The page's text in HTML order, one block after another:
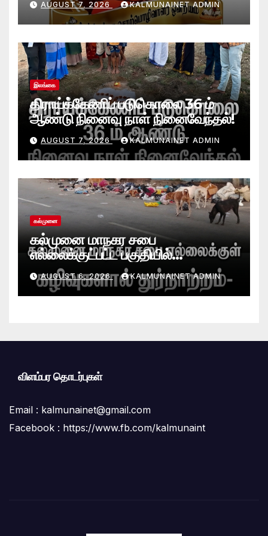
வாழ்த்துக்கள்!
AUGUST 7, 2026 KALMUNAINET ADMIN
இலங்கை
திராய்க்கேணிப் படுகொலை 36 ம்
ஆண்டு நினைவு நாள் நினைவேந்தல்!
AUGUST 7, 2026 KALMUNAINET ADMIN
கல்முனை
கல்முனை மாநகர சபை
எல்லைக்குட்பட்ட பகுதியில்
கழிவுகளால் துர்நாற்றம்- பாதசாரிகள்,
பொதுமக்கள் பெரும் அவதி ;மாநகர
சபை மற்றும் சுகாதாரப் பிரிவினர் மீது
AUGUST 6, 2026 KALMUNAINET ADMIN
விளம்பர தொடர்புகள்
Email : kalmunainet@gmail.com
Facebook : https://www.fb.com/kalmunaint